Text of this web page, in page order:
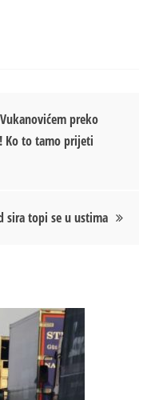
preko
Ko to tamo prijeti
sira topi se u ustima